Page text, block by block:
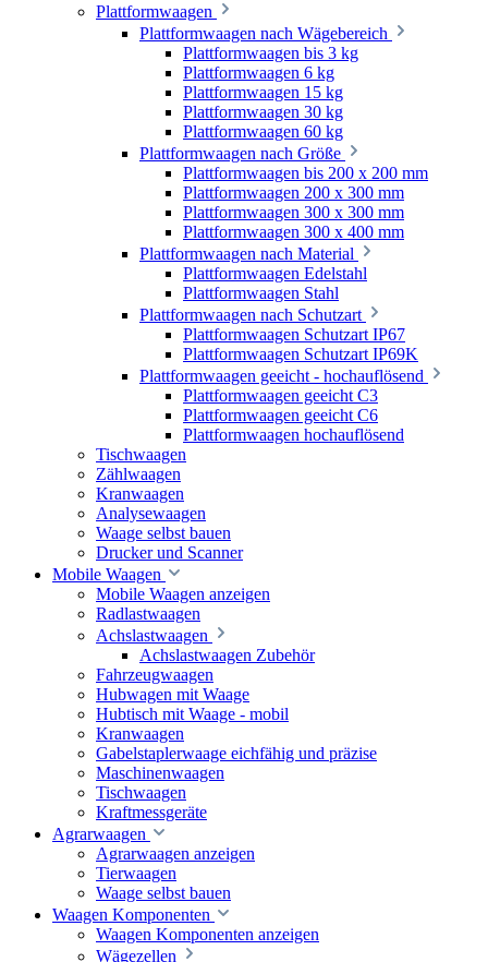
Plattformwaagen
Plattformwaagen nach Wägebereich
Plattformwaagen bis 3 kg
Plattformwaagen 6 kg
Plattformwaagen 15 kg
Plattformwaagen 30 kg
Plattformwaagen 60 kg
Plattformwaagen nach Größe
Plattformwaagen bis 200 x 200 mm
Plattformwaagen 200 x 300 mm
Plattformwaagen 300 x 300 mm
Plattformwaagen 300 x 400 mm
Plattformwaagen nach Material
Plattformwaagen Edelstahl
Plattformwaagen Stahl
Plattformwaagen nach Schutzart
Plattformwaagen Schutzart IP67
Plattformwaagen Schutzart IP69K
Plattformwaagen geeicht - hochauflösend
Plattformwaagen geeicht C3
Plattformwaagen geeicht C6
Plattformwaagen hochauflösend
Tischwaagen
Zählwaagen
Kranwaagen
Analysewaagen
Waage selbst bauen
Drucker und Scanner
Mobile Waagen
Mobile Waagen anzeigen
Radlastwaagen
Achslastwaagen
Achslastwaagen Zubehör
Fahrzeugwaagen
Hubwagen mit Waage
Hubtisch mit Waage - mobil
Kranwaagen
Gabelstaplerwaage eichfähig und präzise
Maschinenwaagen
Tischwaagen
Kraftmessgeräte
Agrarwaagen
Agrarwaagen anzeigen
Tierwaagen
Waage selbst bauen
Waagen Komponenten
Waagen Komponenten anzeigen
Wägezellen